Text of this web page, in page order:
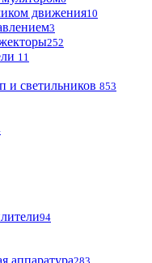
движения10
3
252
11
и светильников 853
94
аппаратура